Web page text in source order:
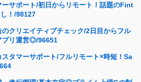
ーサポート/初日からリモート！話題のFint
！/98127
のクリエイティブチェック/2日目からフル
プリ運営◎/96651
スタマーサポート/フルリモート×時短！Sa